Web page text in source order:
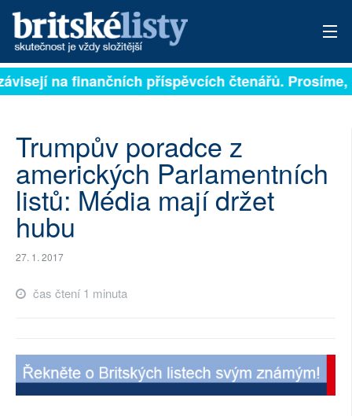
PŘIHLÁSIT
ARCHIV
ROZHOVORY
TÉMATA
NEJČTENĚJŠÍ ZA 7 DNÍ
AUTOŘI
SOCIÁLNÍ SÍTĚ
na finančních příspěvcích čtenářů. Prosíme,
Trumpův poradce z
amerických Parlamentních
listů: Média mají držet
hubu
27. 1. 2017
čas čtení 1 minuta